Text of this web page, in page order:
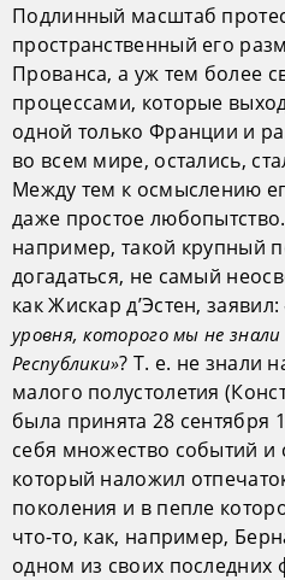
Подлинный масштаб
пространственный его
Прованса, а уж тем более
процессами, которые
одной только Франции и
во всем мире, остались,
Между тем к осмыслению
даже простое
например, такой крупный
догадаться, не самый
как Жискар д’Эстен, заявил:
уровня, которого мы не знали
Республики»? Т. е. не знали
малого полустолетия
была принята 28 сентября
себя множество событий и
который наложил
поколения и в пепле
что-то, как, например,
одном из своих последних